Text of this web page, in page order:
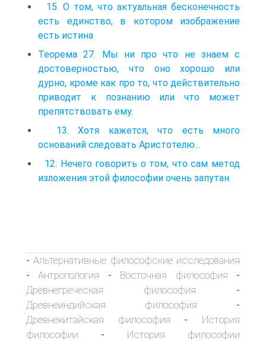
15. О том, что актуальная бесконечность
есть единство, в котором изображение
есть истина
Теорема 27. Мы ни про что не знаем с
достоверностью, что оно хорошо или
дурно, кроме как про то, что действительно
приводит к познанию или что может
препятствовать ему.
13. Хотя кажется, что есть много
оснований следовать Аристотелю...
12. Нечего говорить о том, что сам метод
изложения этой философии очень запутан
-Альтернативные философские исследования
-Антропология - Восточная философия -
Древнегреческая философия -
Древнеиндийская философия -
Древнекитайская философия - История
философии - История философии